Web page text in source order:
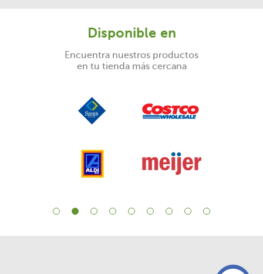
Disponible en
Encuentra nuestros productos
en tu tienda más cercana